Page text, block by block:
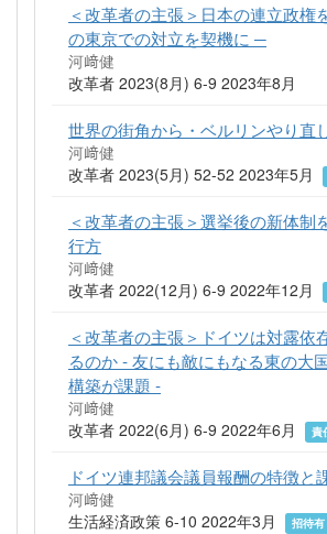
＜改革者の主張＞日本の連立政権
の東京での対立を契機に ─
河﨑健
改革者 2023(8月) 6-9 2023年8月
世界の街角から・ベルリンやり直
河﨑健
改革者 2023(5月) 52-52 2023年5月
＜改革者の主張＞選挙後の新体制
行方
河﨑健
改革者 2022(12月) 6-9 2022年12月
＜改革者の主張＞ドイツは対露依
るのか - 友にも敵にもなる東の大
構築が課題 -
河﨑健
改革者 2022(6月) 6-9 2022年6月
責
ドイツ連邦議会議員報酬の特徴と
河﨑健
生活経済政策 6-10 2022年3月
招待有